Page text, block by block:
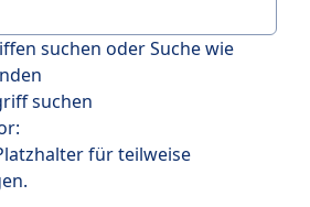
suchen oder Suche wie
suchen
für teilweise